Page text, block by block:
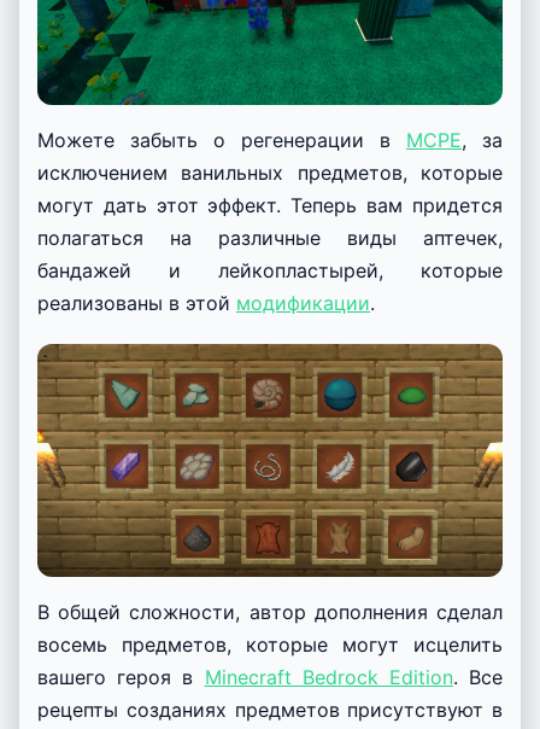
Можете забыть о регенерации в MCPE, за
исключением ванильных предметов, которые
могут дать этот эффект. Теперь вам придется
полагаться на различные виды аптечек,
бандажей и лейкопластырей, которые
реализованы в этой модификации.
В общей сложности, автор дополнения сделал
восемь предметов, которые могут исцелить
вашего героя в Minecraft Bedrock Edition. Все
рецепты созданиях предметов присутствуют в